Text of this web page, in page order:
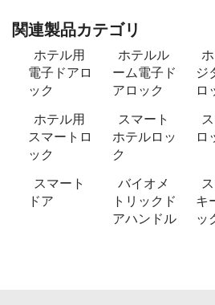
関連製品カテゴリ
ホテル用
電子ドアロ
ック
ホテルル
ーム電子ド
アロック
ジ
ロ
ホテル用
スマートロ
ック
スマート
ホテルロッ
ク
ロ
スマート
ドア
バイオメ
トリックド
アハンドル
キ
ッ